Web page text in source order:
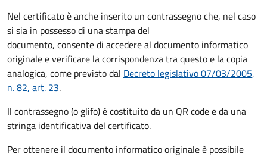
Nel certificato è anche inserito un contrassegno che, nel caso
si sia in possesso di una stampa del
documento, consente di accedere al documento informatico
originale e verificare la corrispondenza tra questo e la copia
analogica, come previsto dal Decreto legislativo 07/03/2005,
n. 82, art. 23.
Il contrassegno (o glifo) è costituito da un QR code e da una
stringa identificativa del certificato.
Per ottenere il documento informatico originale è possibile